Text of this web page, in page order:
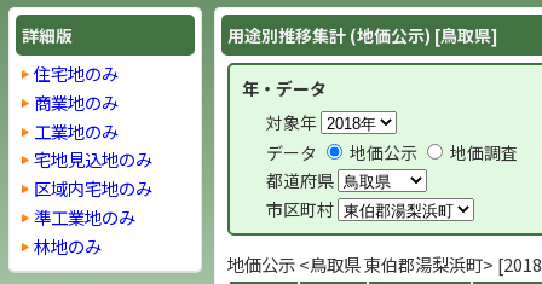
用途別推移集計 (地価公示) [鳥取県]
年・データ
対象年
データ
地価公示
地価調査
都道府県
市区町村
地価公示 <鳥取県 東伯郡湯梨浜町>
詳細版
住宅地のみ
商業地のみ
工業地のみ
宅地見込地のみ
区域内宅地のみ
準工業地のみ
林地のみ